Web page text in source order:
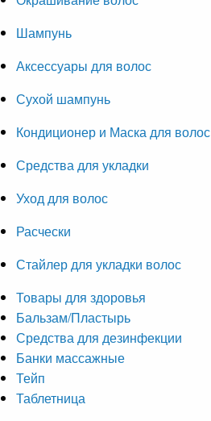
Шампунь
Аксессуары для волос
Сухой шампунь
Кондиционер и Маска для волос
Средства для укладки
Уход для волос
Расчески
Стайлер для укладки волос
Товары для здоровья
Бальзам/Пластырь
Средства для дезинфекции
Банки массажные
Тейп
Таблетница